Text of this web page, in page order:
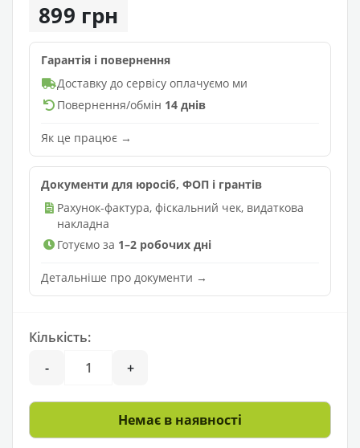
899 грн
Гарантія і повернення
Доставку до сервісу оплачуємо ми
Повернення/обмін 14 днів
Як це працює →
Документи для юросіб, ФОП і грантів
Рахунок-фактура, фіскальний чек, видаткова
накладна
Готуємо за 1–2 робочих дні
Детальніше про документи →
Кількість:
-
+
Немає в наявності